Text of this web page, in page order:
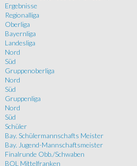
Ergebnisse
Regionalliga
Oberliga
Bayernliga
Landesliga
Nord
Süd
Gruppenoberliga
Nord
Süd
Gruppenliga
Nord
Süd
Schüler
Bay. Schülermannschafts Meister
Bay. Jugend-Mannschaftsmeister
Finalrunde Obb./Schwaben
BOL Mittelfranken